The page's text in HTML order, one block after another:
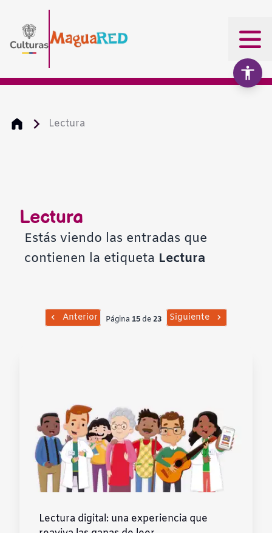
Lectura
Lectura
Estás viendo las entradas que
contienen la etiqueta Lectura
Anterior Página 15 de23 Siguiente
Lectura digital: una experiencia que
Alto contraste
Fondo claro
Restablecer